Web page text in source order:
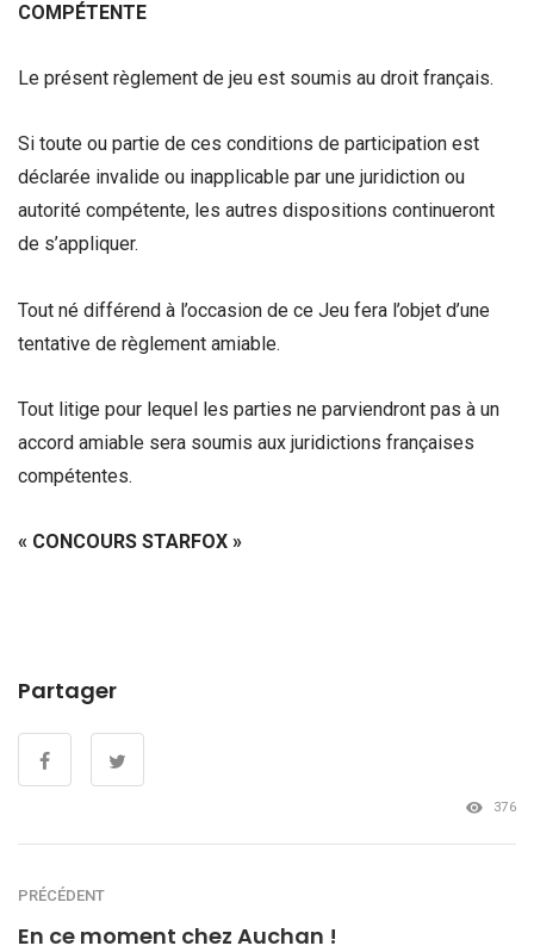
COMPÉTENTE
Le présent règlement de jeu est soumis au droit français.
Si toute ou partie de ces conditions de participation est
déclarée invalide ou inapplicable par une juridiction ou
autorité compétente, les autres dispositions continueront
de s’appliquer.
Tout né différend à l’occasion de ce Jeu fera l’objet d’une
tentative de règlement amiable.
Tout litige pour lequel les parties ne parviendront pas à un
accord amiable sera soumis aux juridictions françaises
compétentes.
« CONCOURS STARFOX »
Partager
376
PRÉCÉDENT
En ce moment chez Auchan !